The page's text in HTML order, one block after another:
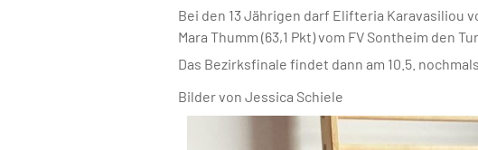
Bei den 13 Jährigen darf Elifteria Karavasiliou
Mara Thumm (63,1 Pkt) vom FV Sontheim den
Das Bezirksfinale findet dann am 10.5.
Bilder von Jessica Schiele